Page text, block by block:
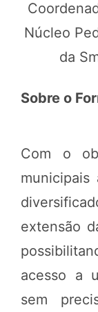
Núcleo
da
Sobre o
Com o
extensão
acesso a
sem